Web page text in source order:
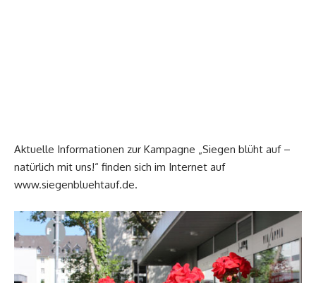
Aktuelle Informationen zur Kampagne „Siegen blüht auf –
natürlich mit uns!“ finden sich im Internet auf
www.siegenbluehtauf.de.